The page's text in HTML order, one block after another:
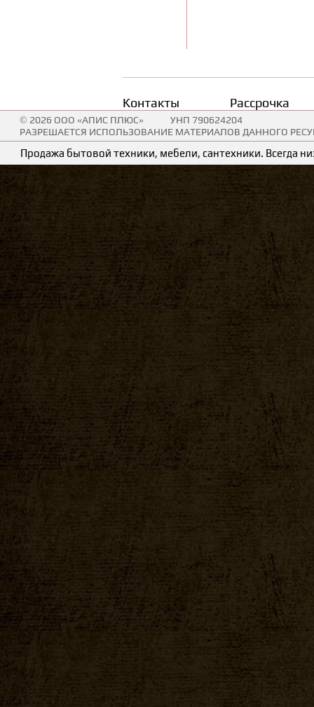
Контакты Рассрочка
© 2026 ООО «АПИС ПЛЮС»
УНП 790624204
РАЗРЕШАЕТСЯ ИСПОЛЬЗОВАНИЕ МАТЕРИАЛОВ ДАННОГО
Продажа бытовой техники, мебели, сантехники. Всегда